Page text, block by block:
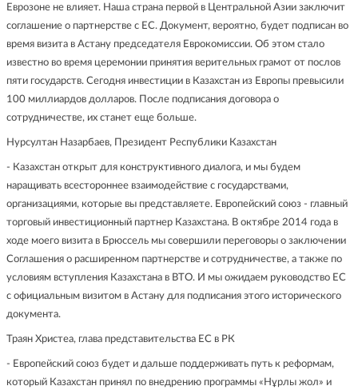
Еврозоне не влияет. Наша страна первой в Центральной Азии заключит
соглашение о партнерстве с ЕС. Документ, вероятно, будет подписан во
время визита в Астану председателя Еврокомиссии. Об этом стало
известно во время церемонии принятия верительных грамот от послов
пяти государств. Сегодня инвестиции в Казахстан из Европы превысили
100 миллиардов долларов. После подписания договора о
сотрудничестве, их станет еще больше.
Нурсултан Назарбаев, Президент Республики Казахстан
- Казахстан открыт для конструктивного диалога, и мы будем
наращивать всестороннее взаимодействие с государствами,
организациями, которые вы представляете. Европейский союз - главный
торговый инвестиционный партнер Казахстана. В октябре 2014 года в
ходе моего визита в Брюссель мы совершили переговоры о заключении
Соглашения о расширенном партнерстве и сотрудничестве, а также по
условиям вступления Казахстана в ВТО. И мы ожидаем руководство ЕС
с официальным визитом в Астану для подписания этого исторического
документа.
Траян Христеа, глава представительства ЕС в РК
- Европейский союз будет и дальше поддерживать путь к реформам,
который Казахстан принял по внедрению программы «Нұрлы жол» и